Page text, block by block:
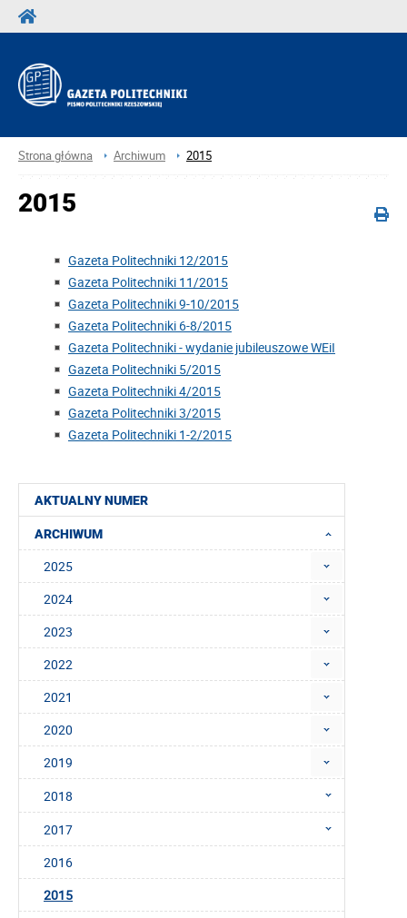
Strona główna Archiwum 2015
AKTUALNY NUMER
ARCHIWUM
2025
2024
2023
2022
2021
2020
2019
2018
2017
2016
2015
2015
Gazeta Politechniki 12/2015
Gazeta Politechniki 11/2015
Gazeta Politechniki 9-10/2015
Gazeta Politechniki 6-8/2015
Gazeta Politechniki - wydanie jubileuszowe WEiI
Gazeta Politechniki 5/2015
Gazeta Politechniki 4/2015
Gazeta Politechniki 3/2015
Gazeta Politechniki 1-2/2015